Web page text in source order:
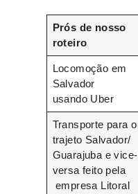
Prós de nosso
roteiro
Locomoção em
Salvador
usando Uber
Transporte para o
trajeto Salvador/
Guarajuba e vice-
versa feito pela
empresa Litoral